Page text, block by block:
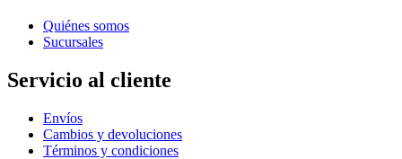
Quiénes somos
Sucursales
Servicio al cliente
Envíos
Cambios y devoluciones
Términos y condiciones